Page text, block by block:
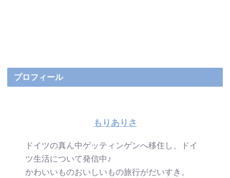
プロフィール
もりありさ
ドイツの真ん中ゲッティンゲンへ移住し、ドイ
ツ生活について発信中♪
かわいいものおいしいもの旅行がだいすき。